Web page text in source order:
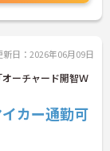
新日：2026年06月09日
ーチャード開智Ｗ
カー通勤可